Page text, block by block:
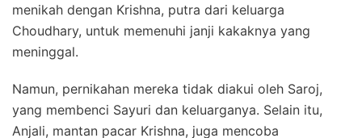
menikah dengan Krishna, putra dari keluarga
Choudhary, untuk memenuhi janji kakaknya yang
meninggal.
Namun, pernikahan mereka tidak diakui oleh Saroj,
yang membenci Sayuri dan keluarganya. Selain itu,
Anjali, mantan pacar Krishna, juga mencoba